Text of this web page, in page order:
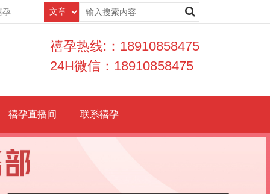
孕
禧孕热线:：18910858475
24H微信：18910858475
禧孕直播间 联系禧孕